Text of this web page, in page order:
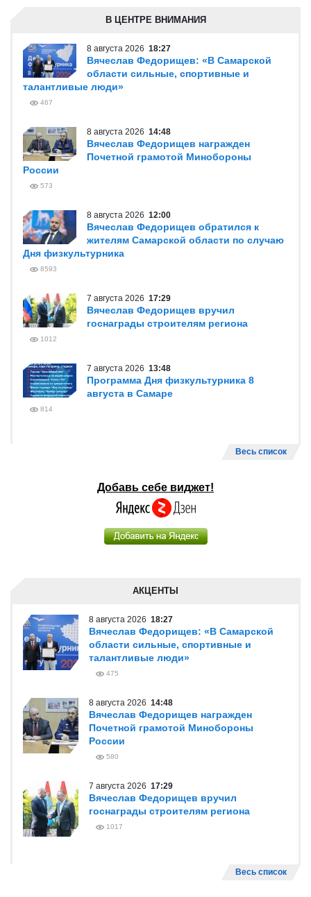
В ЦЕНТРЕ ВНИМАНИЯ
8 августа 2026 18:27
Вячеслав Федорищев: «В Самарской
области сильные, спортивные и
талантливые люди»
467
8 августа 2026 14:48
Вячеслав Федорищев награжден
Почетной грамотой Минобороны
России
573
8 августа 2026 12:00
Вячеслав Федорищев обратился к
жителям Самарской области по случаю
Дня физкультурника
8593
7 августа 2026 17:29
Вячеслав Федорищев вручил
госнаграды строителям региона
1012
7 августа 2026 13:48
Программа Дня физкультурника 8
августа в Самаре
814
Весь список
Добавь себе виджет!
АКЦЕНТЫ
8 августа 2026 18:27
Вячеслав Федорищев: «В Самарской
области сильные, спортивные и
талантливые люди»
475
8 августа 2026 14:48
Вячеслав Федорищев награжден
Почетной грамотой Минобороны
России
580
7 августа 2026 17:29
Вячеслав Федорищев вручил
госнаграды строителям региона
1017
Весь список